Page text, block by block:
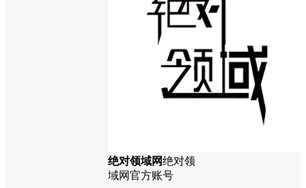
绝对领域网绝对领
域网官方账号